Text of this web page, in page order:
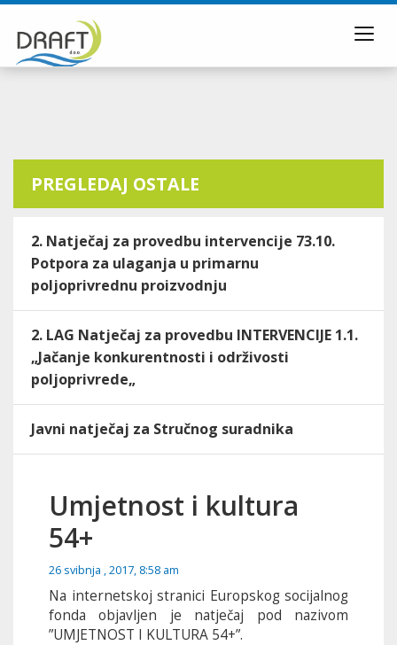
PREGLEDAJ OSTALE
2. Natječaj za provedbu intervencije 73.10.
Potpora za ulaganja u primarnu
poljoprivrednu proizvodnju
2. LAG Natječaj za provedbu INTERVENCIJE 1.1.
„Jačanje konkurentnosti i održivosti
poljoprivrede„
Javni natječaj za Stručnog suradnika
Umjetnost i kultura
54+
26 svibnja , 2017, 8:58 am
Na internetskoj stranici Europskog socijalnog
fonda objavljen je natječaj pod nazivom
”UMJETNOST I KULTURA 54+”.